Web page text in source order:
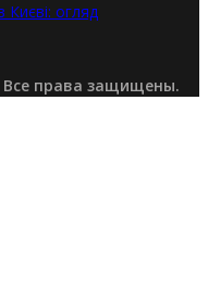
огляд
Все права защищены.